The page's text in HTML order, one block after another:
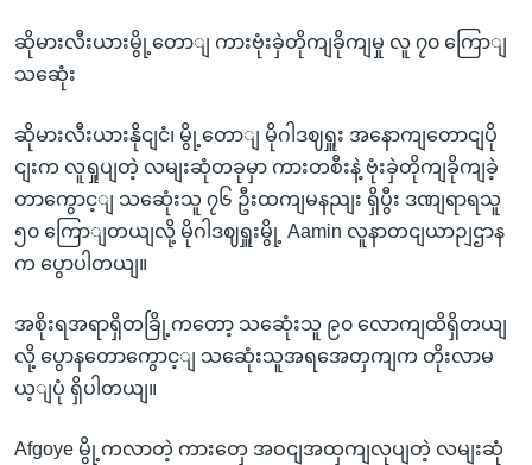
ဆိုမားလီးယားမွို့တောျ ကားဗုံးခှဲတိုကျခိုကျမှု လူ ၇၀ ကြောျ
သဆေုံး
ဆိုမားလီးယားနိုငျငံ၊ မွို့တောျ မိုဂါဒဈရှူး အနောကျတောငျပို
ငျးက လူရှုပျတဲ့ လမျးဆုံတခုမှာ ကားတစီးနဲ့ ဗုံးခှဲတိုကျခိုကျခဲ့
တာကွောင့ျ သဆေုံးသူ ၇၆ ဦးထကျမနညျး ရှိပွီး ဒဏျရာရသူ
၅၀ ကြောျတယျလို့ မိုဂါဒဈရှူးမွို့ Aamin လူနာတငျယာဉျဌာန
က ပွောပါတယျ။
အစိုးရအရာရှိတခြို့ကတော့ သဆေုံးသူ ၉၀ လောကျထိရှိတယျ
လို့ ပွောနတောကွောင့ျ သဆေုံးသူအရအေတှကျက တိုးလာမ
ယ့ျပုံ ရှိပါတယျ။
Afgoye မွို့ကလာတဲ့ ကားတှေ အဝငျအထှကျလုပျတဲ့ လမျးဆုံ